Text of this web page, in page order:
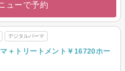
ューで予約
デジタルパーマ
＋トリートメント￥16720ホー